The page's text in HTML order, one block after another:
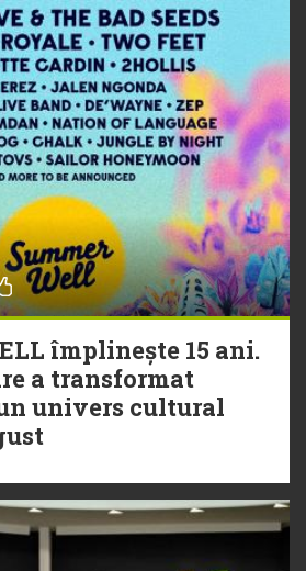
împlinește 15 ani.
a transformat
univers cultural